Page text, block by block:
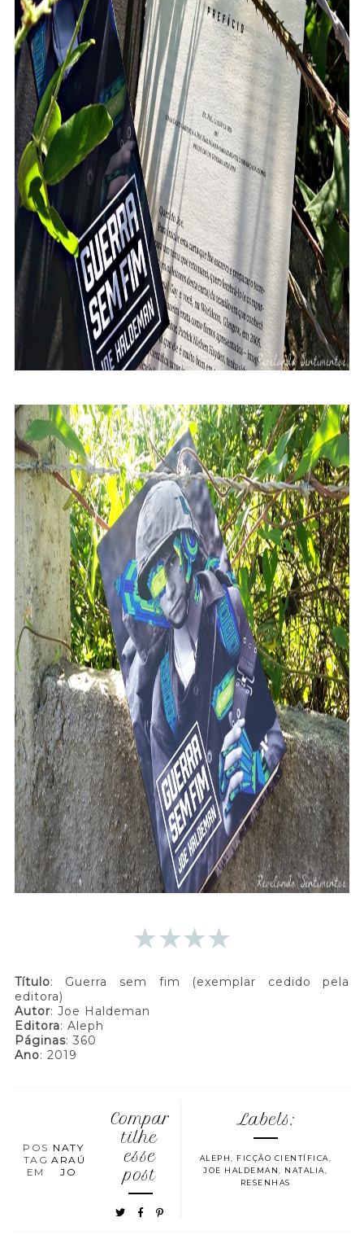
Título: Guerra sem fim (exemplar cedido pela
editora)
Autor: Joe Haldeman
Editora: Aleph
Páginas: 360
Ano: 2019
POS
TAG
EM
NATY
ARAÚ
JO
Compar
tilhe
esse
post
Labels:
ALEPH FICÇÃO CIENTÍFICA
JOE HALDEMAN
NATALIA
RESENHAS